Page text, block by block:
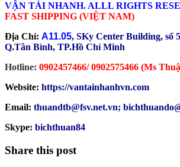
VẬN TẢI NHANH. ALLL RIGHTS
FAST SHIPPING (VIỆT NAM)
Địa Chỉ: A11.05, SKy Center Building, số
Q.Tân Bình, TP.Hồ Chí Minh
Hotline: 0902457466/ 0902575466 (Ms
Website: https://vantainhanhvn.com
Email: thuandtb@fsv.net.vn;
Skype: bichthuan84
Share this post